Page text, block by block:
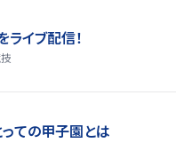
イブ配信！
ての甲子園とは